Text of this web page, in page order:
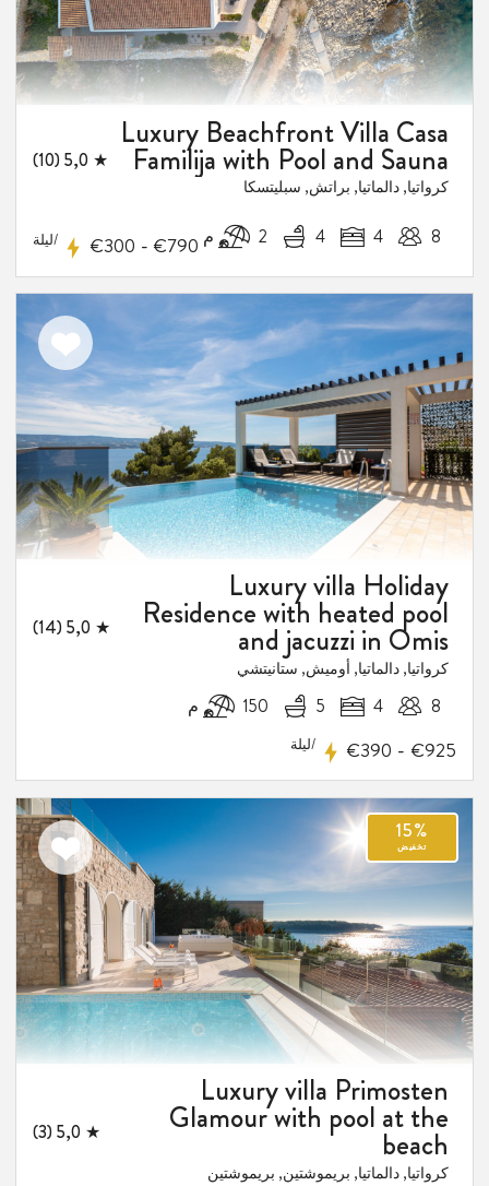
Luxury Beachfront Villa Casa
Familija with Pool and Sauna
★ 5,0 (10)
كرواتيا, دالماتيا, براتش, سبليتسكا
8
4
4 2 م €300 - €790 /ليلة
اضف
الى
المفضلة
Luxury villa Holiday
Residence with heated pool
and jacuzzi in Omis
★ 5,0 (14)
كرواتيا, دالماتيا, أوميش, ستانيتشي
8
4
5 150 م
€390 - €925 /ليلة
اضف
الى
المفضلة
Luxury villa Primosten
Glamour with pool at the
beach
★ 5,0 (3)
كرواتيا, دالماتيا, بريموشتين, بريموشتين